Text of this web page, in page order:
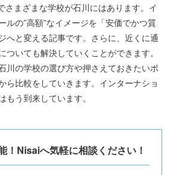
さまざまな学校が石川にはあります。イ
ルの”高額”なイメージを「安価でかつ質
へと変える記事です。さらに、近くに通
ついても解決していくことができます。
川の学校の選び方や押さえておきたいポ
ら比較をしていきます。インターナショ
う到来しています。
！Nisaiへ気軽に相談ください！